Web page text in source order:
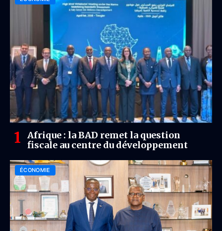
Afrique : la BAD remet la question
fiscale au centre du développement
ÉCONOMIE